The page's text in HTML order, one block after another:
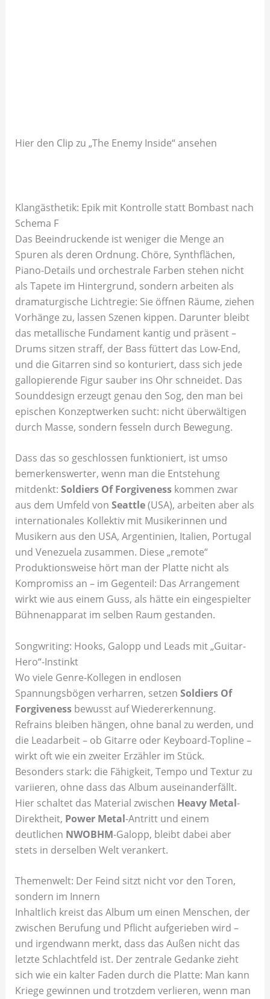
Hier den Clip zu „The Enemy Inside“ ansehen
Klangästhetik: Epik mit Kontrolle statt Bombast nach
Schema F
Das Beeindruckende ist weniger die Menge an
Spuren als deren Ordnung. Chöre, Synthflächen,
Piano-Details und orchestrale Farben stehen nicht
als Tapete im Hintergrund, sondern arbeiten als
dramaturgische Lichtregie: Sie öffnen Räume, ziehen
Vorhänge zu, lassen Szenen kippen. Darunter bleibt
das metallische Fundament kantig und präsent –
Drums sitzen straff, der Bass füttert das Low-End,
und die Gitarren sind so konturiert, dass sich jede
gallopierende Figur sauber ins Ohr schneidet. Das
Sounddesign erzeugt genau den Sog, den man bei
epischen Konzeptwerken sucht: nicht überwältigen
durch Masse, sondern fesseln durch Bewegung.
Dass das so geschlossen funktioniert, ist umso
bemerkenswerter, wenn man die Entstehung
mitdenkt: Soldiers Of Forgivenesskommen zwar
aus dem Umfeld von Seattle(USA), arbeiten aber als
internationales Kollektiv mit Musikerinnen und
Musikern aus den USA, Argentinien, Italien, Portugal
und Venezuela zusammen. Diese „remote“
Produktionsweise hört man der Platte nicht als
Kompromiss an – im Gegenteil: Das Arrangement
wirkt wie aus einem Guss, als hätte ein eingespielter
Bühnenapparat im selben Raum gestanden.
Songwriting: Hooks, Galopp und Leads mit „Guitar-
Hero“-Instinkt
Wo viele Genre-Kollegen in endlosen
Spannungsbögen verharren, setzen Soldiers Of
Forgivenessbewusst auf Wiedererkennung.
Refrains bleiben hängen, ohne banal zu werden, und
die Leadarbeit – ob Gitarre oder Keyboard-Topline –
wirkt oft wie ein zweiter Erzähler im Stück.
Besonders stark: die Fähigkeit, Tempo und Textur zu
variieren, ohne dass das Album auseinanderfällt.
Hier schaltet das Material zwischen Heavy Metal-
Direktheit, Power Metal-Antritt und einem
deutlichen NWOBHM-Galopp, bleibt dabei aber
stets in derselben Welt verankert.
Themenwelt: Der Feind sitzt nicht vor den Toren,
sondern im Innern
Inhaltlich kreist das Album um einen Menschen, der
zwischen Berufung und Pflicht aufgerieben wird –
und irgendwann merkt, dass das Außen nicht das
letzte Schlachtfeld ist. Der zentrale Gedanke zieht
sich wie ein kalter Faden durch die Platte: Man kann
Kriege gewinnen und trotzdem verlieren, wenn man